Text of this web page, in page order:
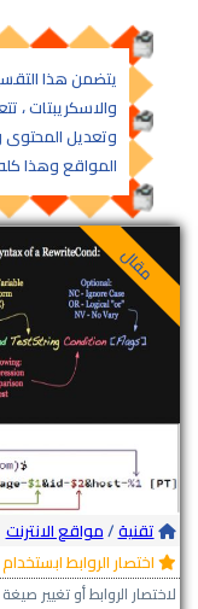
يتضمن هذا
والاسكريبتات ،
وتعديل المحتوى
المواقع وهذا
مقال
تقنية/مواقع الانترنت
اختصار الروابط ابستخدام htaccess